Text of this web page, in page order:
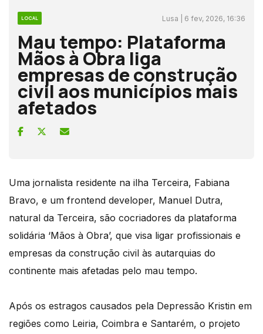
LOCAL Lusa | 6 fev, 2026, 16:36
Mau tempo: Plataforma
Mãos à Obra liga
empresas de construção
civil aos municípios mais
afetados
Uma jornalista residente na ilha Terceira, Fabiana
Bravo, e um frontend developer, Manuel Dutra,
natural da Terceira, são cocriadores da plataforma
solidária ‘Mãos à Obra’, que visa ligar profissionais e
empresas da construção civil às autarquias do
continente mais afetadas pelo mau tempo.
Após os estragos causados pela Depressão Kristin em
regiões como Leiria, Coimbra e Santarém, o projeto